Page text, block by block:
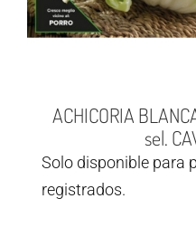
ACHICORIA
sel.
Solo disponible para
registrados.